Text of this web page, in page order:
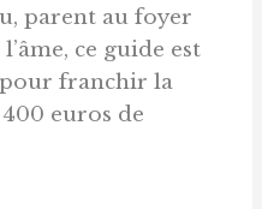
parent au foyer
ce guide est
franchir la
euros de